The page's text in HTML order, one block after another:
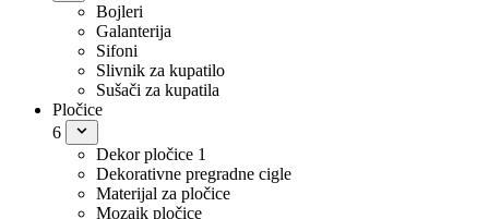
Bojleri
Galanterija
Sifoni
Slivnik za kupatilo
Sušači za kupatila
Pločice
6
Dekor pločice 1
Dekorativne pregradne cigle
Materijal za pločice
Mozaik pločice